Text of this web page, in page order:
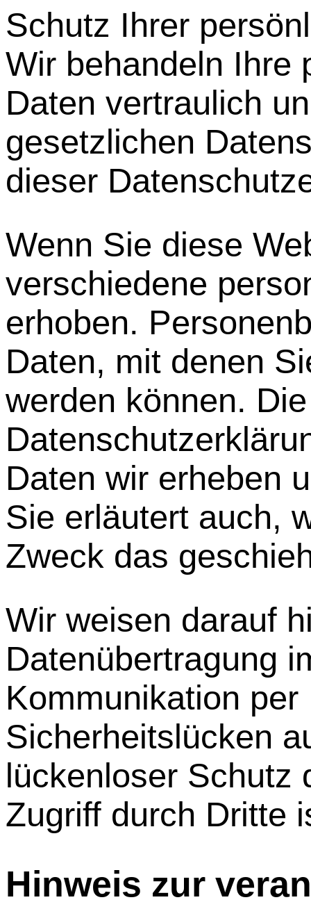
Schutz Ihrer
Wir behandeln Ihre
Daten vertraulich
gesetzlichen
dieser
Wenn Sie diese
verschiedene
erhoben.
Daten, mit denen
werden können.
Daten wir erheben
Sie erläutert auch,
Zweck das
Wir weisen darauf
Datenübertragung
Kommunikation per
Sicherheitslücken
lückenloser Schutz
Zugriff durch Dritte
Hinweis zur